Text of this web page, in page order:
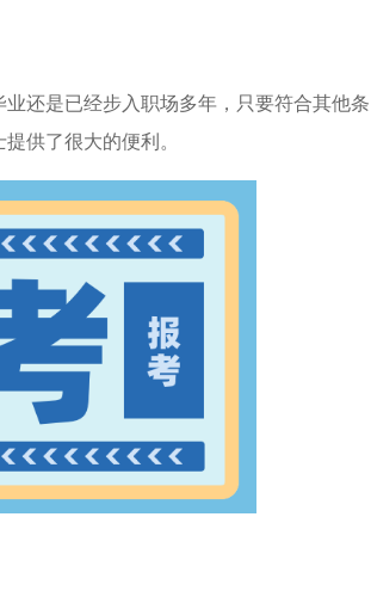
还是已经步入职场多年，只要符合其他条
供了很大的便利。